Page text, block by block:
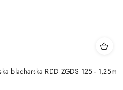
blacharska RDD ZGDS 125 - 1,25m